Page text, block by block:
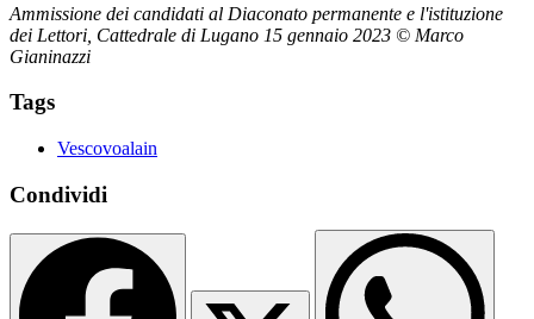
Ammissione dei candidati al Diaconato permanente e l'istituzione
dei Lettori, Cattedrale di Lugano 15 gennaio 2023 © Marco
Gianinazzi
Tags
Vescovoalain
Condividi